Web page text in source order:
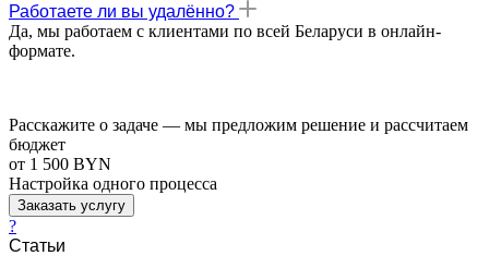
Работаете ли вы удалённо?
Да, мы работаем с клиентами по всей Беларуси в онлайн-
формате.
Расскажите о задаче — мы предложим решение и рассчитаем
бюджет
от 1 500 BYN
Настройка одного процесса
Заказать услугу
?
Статьи